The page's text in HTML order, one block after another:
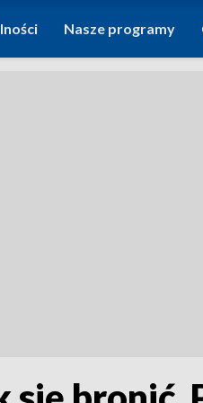
Nasze programy